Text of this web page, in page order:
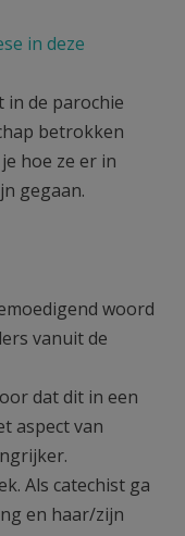
in deze
in de parochie
betrokken
hoe ze er in
gegaan.
woord
vanuit de
dat dit in een
aspect van
Als catechist ga
en haar/zijn